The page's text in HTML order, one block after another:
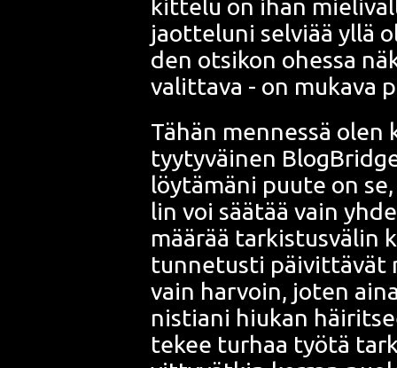
kit­te­lu on ihan
jaot­te­lu­ni sel­vi­ää yllä
den otsi­kon ohes­sa
valit­ta­va - on muka­va
Tähän men­nes­sä
tyy­ty­väi­nen
löy­tä­mä­ni puu­te on
lin voi sää­tää vain
mää­rää tar­kis­tus­vä­lin
tun­ne­tus­ti päi­vit­tä­vät
vain har­voin, joten
nis­tia­ni hiu­kan
tekee tur­haa työ­tä